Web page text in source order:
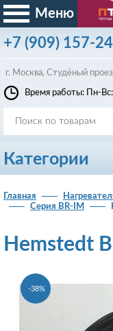
Меню
+7 (909) 157-
г. Москва, Студёный
Время работы: Пн-
Категории
Главная
Серия BR-IM
Hemstedt
-38%